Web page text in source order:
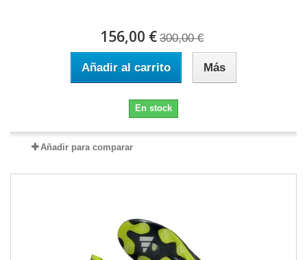
156,00 € 300,00 €
Añadir al carrito Más
En stock
Añadir para comparar